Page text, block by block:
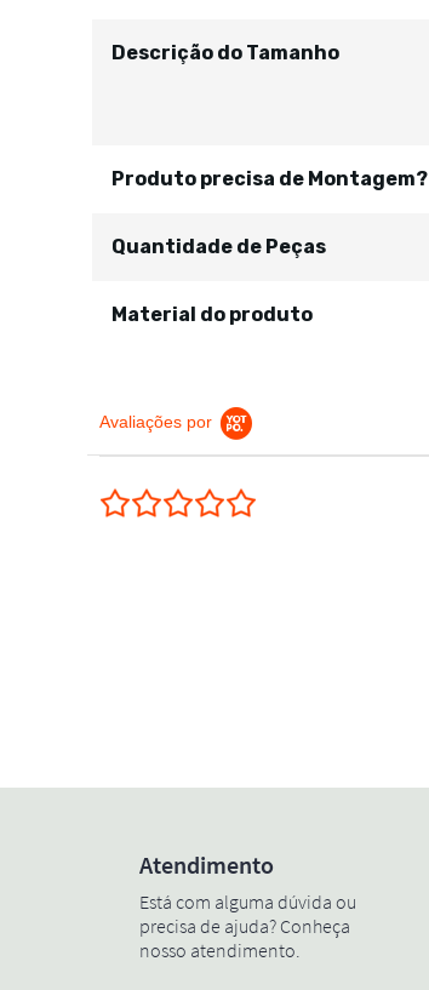
Descrição do Tamanho
Produto precisa de Montagem?
Quantidade de Peças
Material do produto
Avaliações por